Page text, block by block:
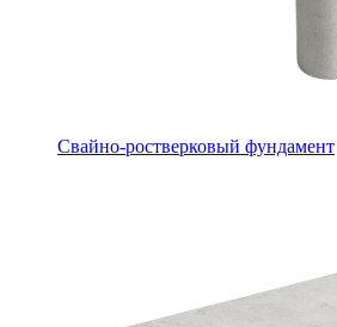
Свайно-ростверковый фундамент